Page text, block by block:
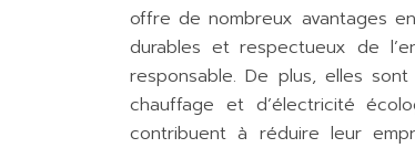
offre de nombreux avantages
durables et respectueux de
responsable. De plus, elles
chauffage et d’électricité
contribuent à réduire leur